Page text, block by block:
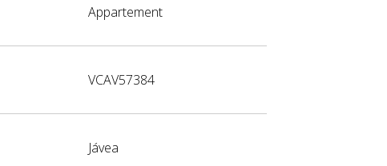
Appartement
VCAV57384
Jávea